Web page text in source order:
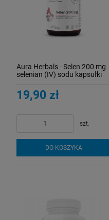
Aura Herbals - Selen 200 mg
selenian (IV) sodu kapsułki
19,90 zł
szt.
DO KOSZYKA